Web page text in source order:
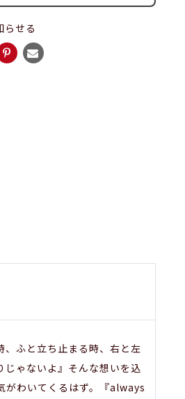
らせる
ふと立ち止まる時、右と左
じゃないよ』そんな想いを込
がわいてくるはず。『always